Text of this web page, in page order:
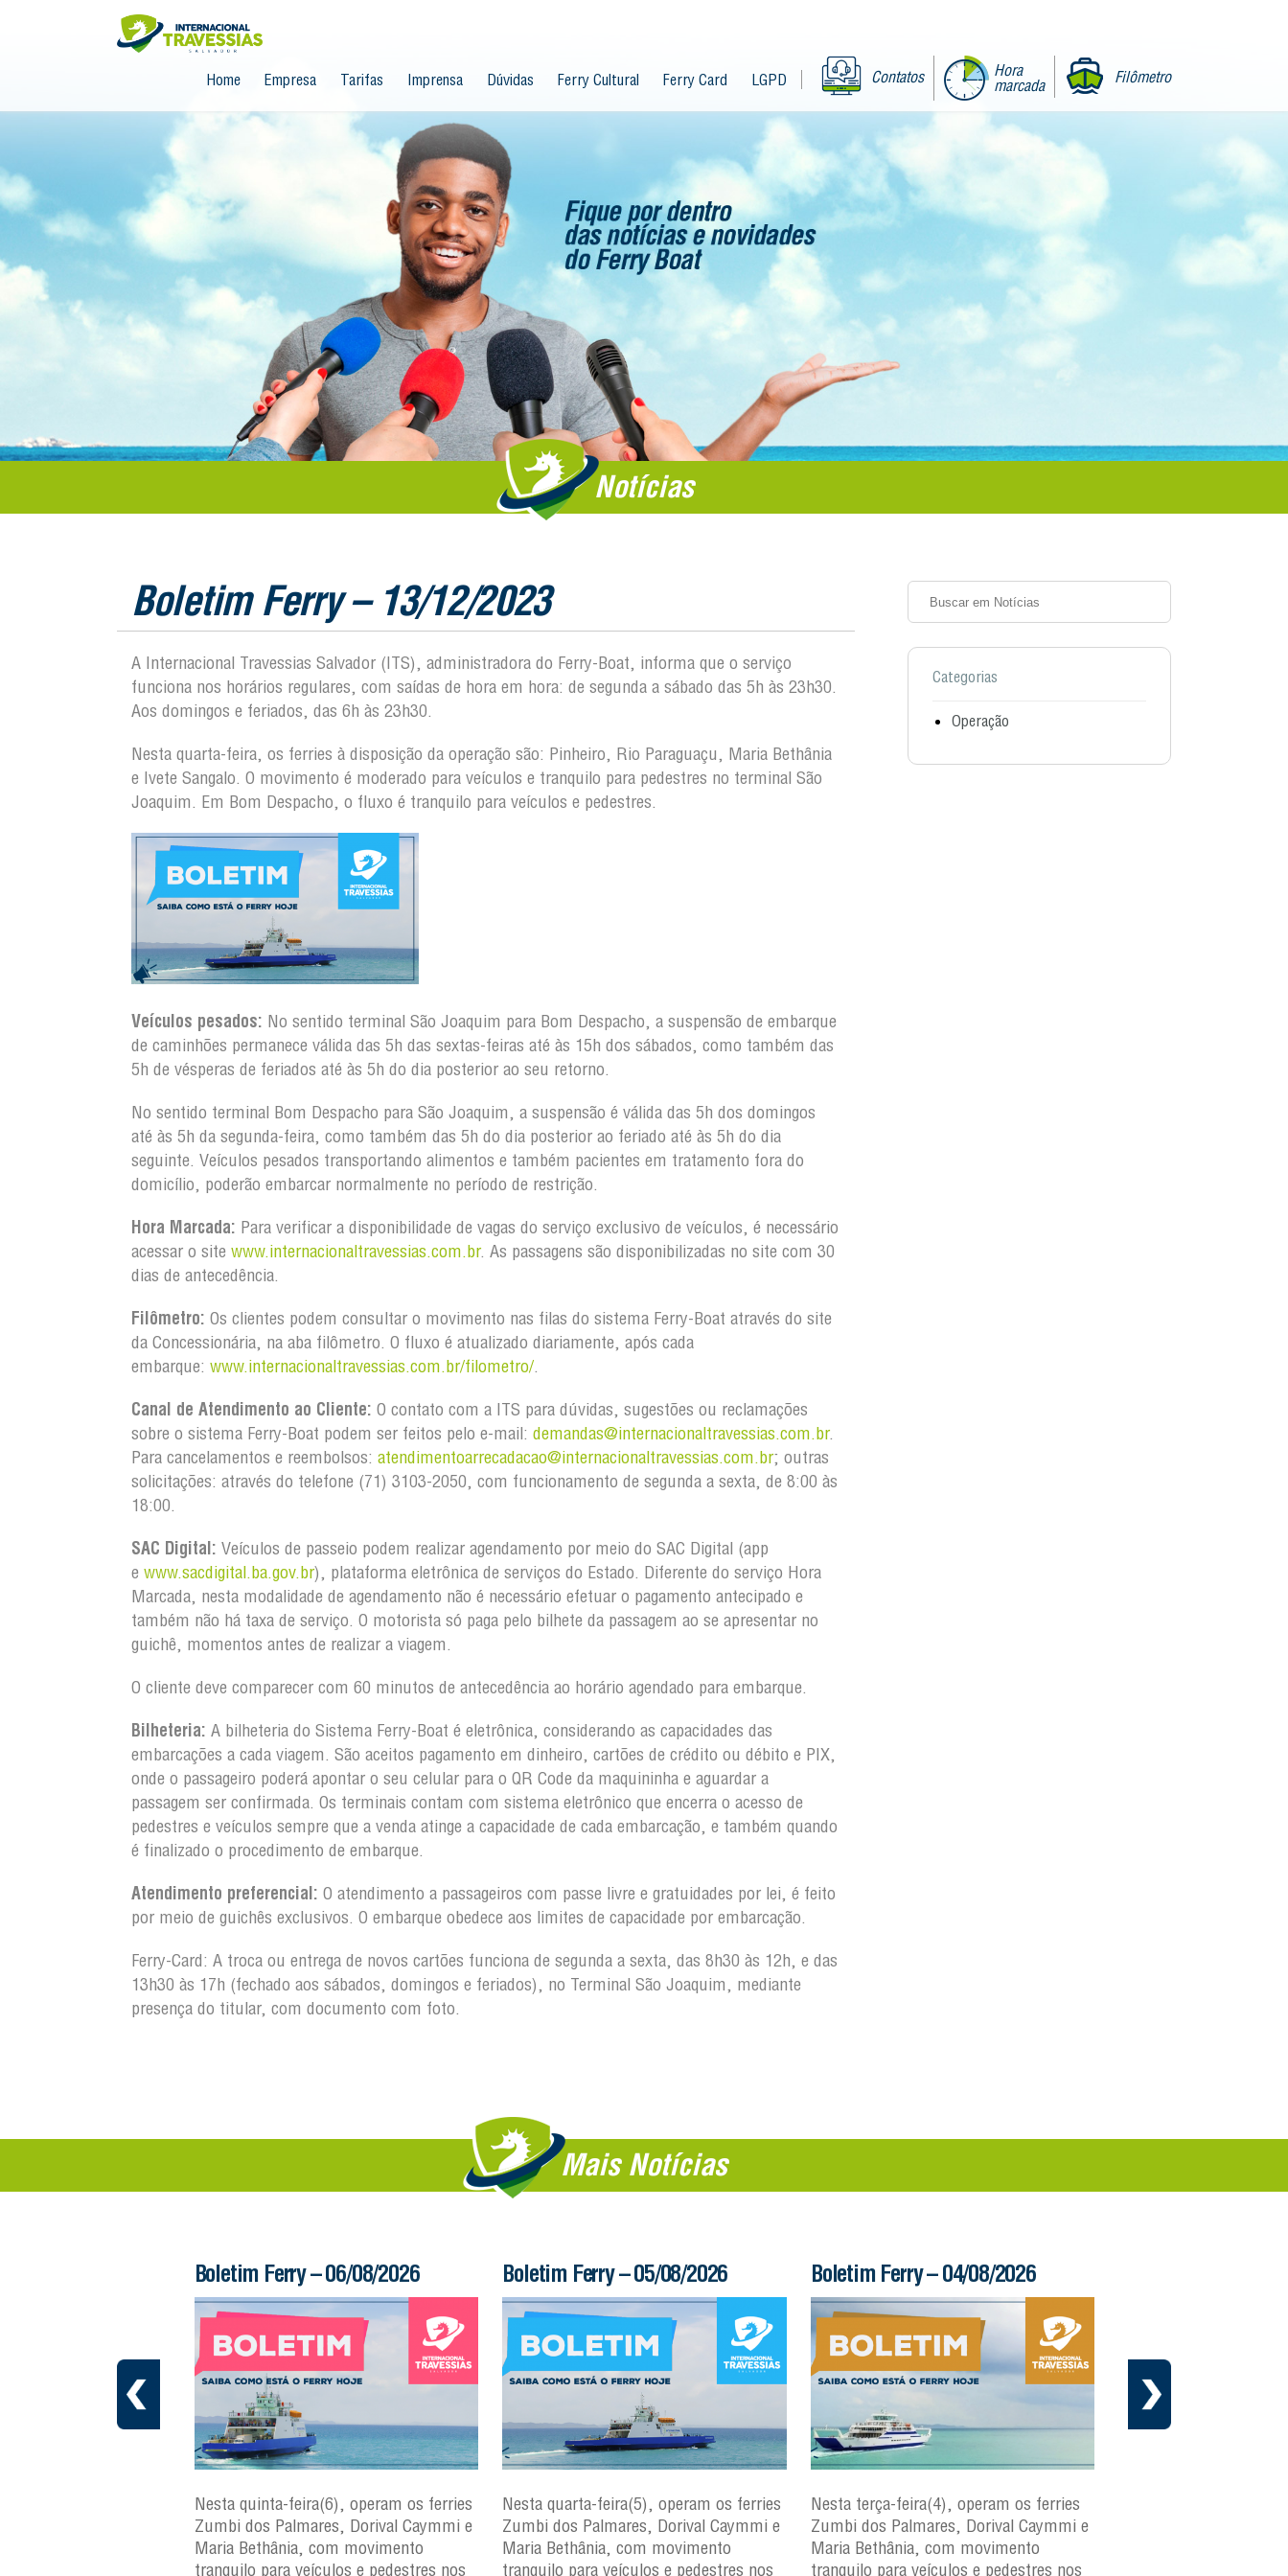
Contatos
Hora
marcada
Filômetro
Home Empresa Tarifas Imprensa Dúvidas Ferry Cultural Ferry Card LGPD
Notícias
Boletim Ferry – 13/12/2023
A Internacional Travessias Salvador (ITS), administradora do Ferry-Boat, informa que o serviço
funciona nos horários regulares, com saídas de hora em hora: de segunda a sábado das 5h às 23h30.
Aos domingos e feriados, das 6h às 23h30.
Nesta quarta-feira, os ferries à disposição da operação são: Pinheiro, Rio Paraguaçu, Maria Bethânia
e Ivete Sangalo. O movimento é moderado para veículos e tranquilo para pedestres no terminal São
Joaquim. Em Bom Despacho, o fluxo é tranquilo para veículos e pedestres.
Veículos pesados: No sentido terminal São Joaquim para Bom Despacho, a suspensão de embarque
de caminhões permanece válida das 5h das sextas-feiras até às 15h dos sábados, como também das
5h de vésperas de feriados até às 5h do dia posterior ao seu retorno.
No sentido terminal Bom Despacho para São Joaquim, a suspensão é válida das 5h dos domingos
até às 5h da segunda-feira, como também das 5h do dia posterior ao feriado até às 5h do dia
seguinte. Veículos pesados transportando alimentos e também pacientes em tratamento fora do
domicílio, poderão embarcar normalmente no período de restrição.
Hora Marcada: Para verificar a disponibilidade de vagas do serviço exclusivo de veículos, é necessário
acessar o site www.internacionaltravessias.com.br. As passagens são disponibilizadas no site com 30
dias de antecedência.
Filômetro: Os clientes podem consultar o movimento nas filas do sistema Ferry-Boat através do site
da Concessionária, na aba filômetro. O fluxo é atualizado diariamente, após cada
embarque: www.internacionaltravessias.com.br/filometro/.
Canal de Atendimento ao Cliente: O contato com a ITS para dúvidas, sugestões ou reclamações
sobre o sistema Ferry-Boat podem ser feitos pelo e-mail: demandas@internacionaltravessias.com.br.
Para cancelamentos e reembolsos: atendimentoarrecadacao@internacionaltravessias.com.br; outras
solicitações: através do telefone (71) 3103-2050, com funcionamento de segunda a sexta, de 8:00 às
18:00.
SAC Digital: Veículos de passeio podem realizar agendamento por meio do SAC Digital (app
e www.sacdigital.ba.gov.br), plataforma eletrônica de serviços do Estado. Diferente do serviço Hora
Marcada, nesta modalidade de agendamento não é necessário efetuar o pagamento antecipado e
também não há taxa de serviço. O motorista só paga pelo bilhete da passagem ao se apresentar no
guichê, momentos antes de realizar a viagem.
O cliente deve comparecer com 60 minutos de antecedência ao horário agendado para embarque.
Bilheteria: A bilheteria do Sistema Ferry-Boat é eletrônica, considerando as capacidades das
embarcações a cada viagem. São aceitos pagamento em dinheiro, cartões de crédito ou débito e PIX,
onde o passageiro poderá apontar o seu celular para o QR Code da maquininha e aguardar a
passagem ser confirmada. Os terminais contam com sistema eletrônico que encerra o acesso de
pedestres e veículos sempre que a venda atinge a capacidade de cada embarcação, e também quando
é finalizado o procedimento de embarque.
Atendimento preferencial: O atendimento a passageiros com passe livre e gratuidades por lei, é feito
por meio de guichês exclusivos. O embarque obedece aos limites de capacidade por embarcação.
Ferry-Card: A troca ou entrega de novos cartões funciona de segunda a sexta, das 8h30 às 12h, e das
13h30 às 17h (fechado aos sábados, domingos e feriados), no Terminal São Joaquim, mediante
presença do titular, com documento com foto.
Categorias
Operação
Mais Notícias
Boletim Ferry – 06/08/2026
Nesta quinta-feira(6), operam os ferries
Zumbi dos Palmares, Dorival Caymmi e
Maria Bethânia, com movimento
tranquilo para veículos e pedestres nos
Boletim Ferry – 05/08/2026
Nesta quarta-feira(5), operam os ferries
Zumbi dos Palmares, Dorival Caymmi e
Maria Bethânia, com movimento
tranquilo para veículos e pedestres nos
Boletim Ferry – 04/08/2026
Nesta terça-feira(4), operam os ferries
Zumbi dos Palmares, Dorival Caymmi e
Maria Bethânia, com movimento
tranquilo para veículos e pedestres nos